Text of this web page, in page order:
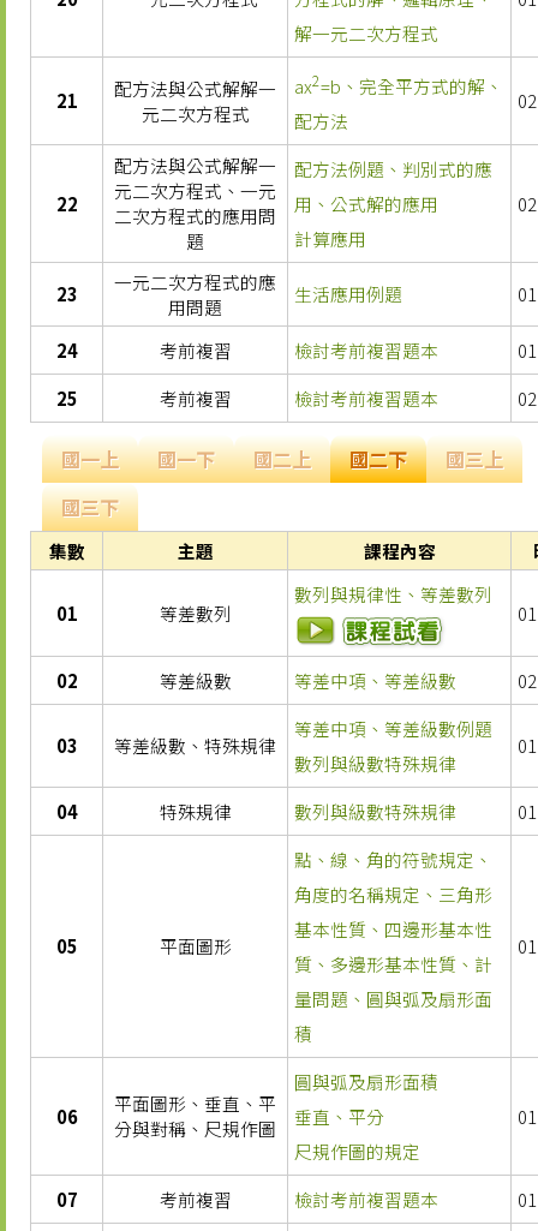
解一元二次方程式
21
配方法與公式解解一
元二次方程式
ax2=b、完全平方式的解、
配方法
22
配方法與公式解解一
元二次方程式、一元
二次方程式的應用問
題
配方法例題、判別式的應
用、公式解的應用
計算應用
23
一元二次方程式的應
用問題
生活應用例題
24 考前複習 檢討考前複習題本
25
考前複習 檢討考前複習題本
國一上 國一下 國二上 國二下
國三上
國三下
集數 主題 課程內容
01 等差數列
數列與規律性、等差數列
02 等差級數 等差中項、等差級數
03 等差級數、特殊規律
等差中項、等差級數例題
數列與級數特殊規律
04 特殊規律 數列與級數特殊規律
05 平面圖形
點、線、角的符號規定、
角度的名稱規定、三角形
基本性質、四邊形基本性
質、多邊形基本性質、計
量問題、圓與弧及扇形面
積
06
平面圖形、垂直、平
分與對稱、尺規作圖
圓與弧及扇形面積
垂直、平分
尺規作圖的規定
07 考前複習 檢討考前複習題本